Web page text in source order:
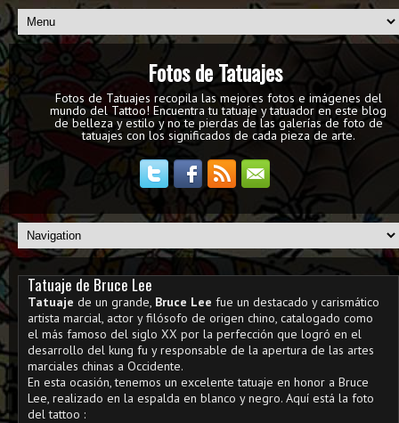
Fotos de Tatuajes
Fotos de Tatuajes recopila las mejores fotos e imágenes del
mundo del Tattoo! Encuentra tu tatuaje y tatuador en este blog
de belleza y estilo y no te pierdas de las galerías de foto de
tatuajes con los significados de cada pieza de arte.
Tatuaje de Bruce Lee
Tatuaje de un grande, Bruce Lee fue un destacado y carismático
artista marcial, actor y filósofo de origen chino, catalogado como
el más famoso del siglo XX por la perfección que logró en el
desarrollo del kung fu y responsable de la apertura de las artes
marciales chinas a Occidente.
En esta ocasión, tenemos un excelente tatuaje en honor a Bruce
Lee, realizado en la espalda en blanco y negro. Aquí está la foto
del tattoo :